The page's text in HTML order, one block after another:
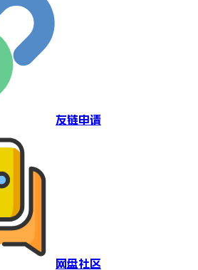
友链申请
网盘社区